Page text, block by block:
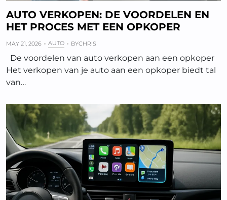
AUTO VERKOPEN: DE VOORDELEN EN
HET PROCES MET EEN OPKOPER
MAY 21, 2026 AUTO BYCHRIS
De voordelen van auto verkopen aan een opkoper
Het verkopen van je auto aan een opkoper biedt tal
van…